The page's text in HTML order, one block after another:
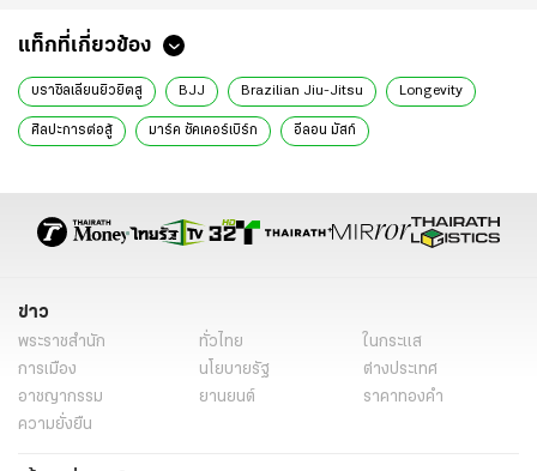
แท็กที่เกี่ยวข้อง
บราซิลเลียนยิวยิตสู BJJ Brazilian Jiu-Jitsu Longevity
ศิลปะการต่อสู้ มาร์ค ซัคเคอร์เบิร์ก อีลอน มัสก์
ข่าว
พระราชสำนัก ทั่วไทย
ในกระแส
การเมือง
นโยบายรัฐ
ต่างประเทศ
อาชญากรรม
ยานยนต์
ราคาทองคำ
ความยั่งยืน